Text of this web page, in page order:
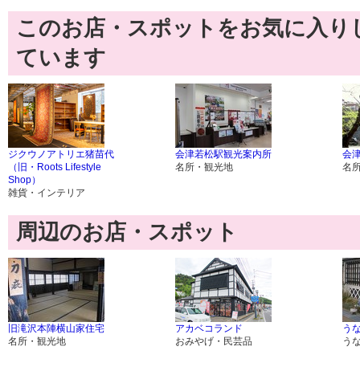
このお店・スポットをお気に入
ています
ジクウノアトリエ猪苗代
（旧・Roots Lifestyle
Shop）
雑貨・インテリア
会津若松駅観光案内所
名所・観光地
会
名
周辺のお店・スポット
旧滝沢本陣横山家住宅
名所・観光地
アカベコランド
おみやげ・民芸品
う
う